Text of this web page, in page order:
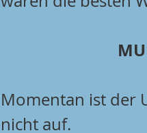
Momentan ist der
nicht auf.